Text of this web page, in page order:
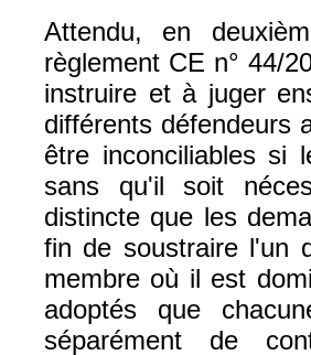
Attendu, en
règlement CE n° 44/
instruire et à juger
différents défendeurs
être inconciliables si
sans qu'il soit
distincte que les
fin de soustraire l'un
membre où il est
adoptés que
séparément de